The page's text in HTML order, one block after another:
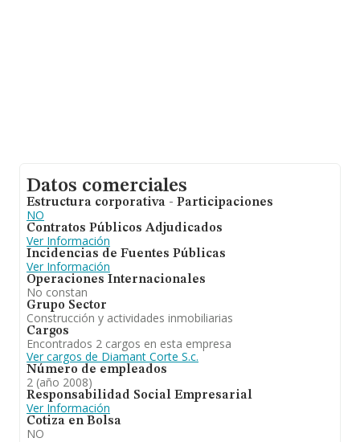
Datos comerciales
Estructura corporativa - Participaciones
NO
Contratos Públicos Adjudicados
Ver Información
Incidencias de Fuentes Públicas
Ver Información
Operaciones Internacionales
No constan
Grupo Sector
Construcción y actividades inmobiliarias
Cargos
Encontrados 2 cargos en esta empresa
Ver cargos de Diamant Corte S.c.
Número de empleados
2 (año 2008)
Responsabilidad Social Empresarial
Ver Información
Cotiza en Bolsa
NO